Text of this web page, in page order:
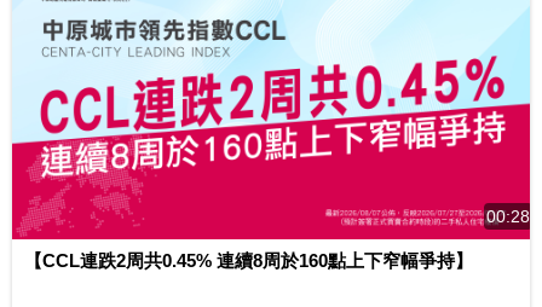
00:28
【CCL連跌2周共0.45% 連續8周於160點上下窄幅爭持】